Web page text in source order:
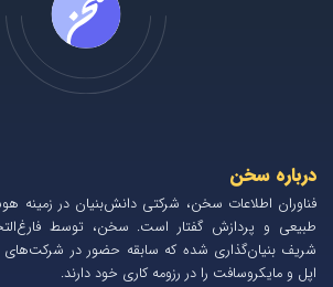
درباره سخن
فناوران اطلاعات سخن، شرکتی دانش‌بنیان در زمینه
طبیعی و پردازش گفتار است. سخن، توسط
شریف بنیان‌گذاری شده که سابقه حضور در شرکت‌های
اپل و مایکروسافت را در رزومه کاری خود دارند.